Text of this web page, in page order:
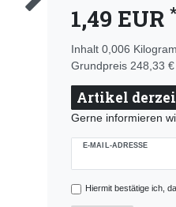
1,49 EUR *
Inhalt 0,006
Grundpreis 248,33
Artikel
Gerne informieren
E-MAIL-ADRESSE
Hiermit bestätige ich,